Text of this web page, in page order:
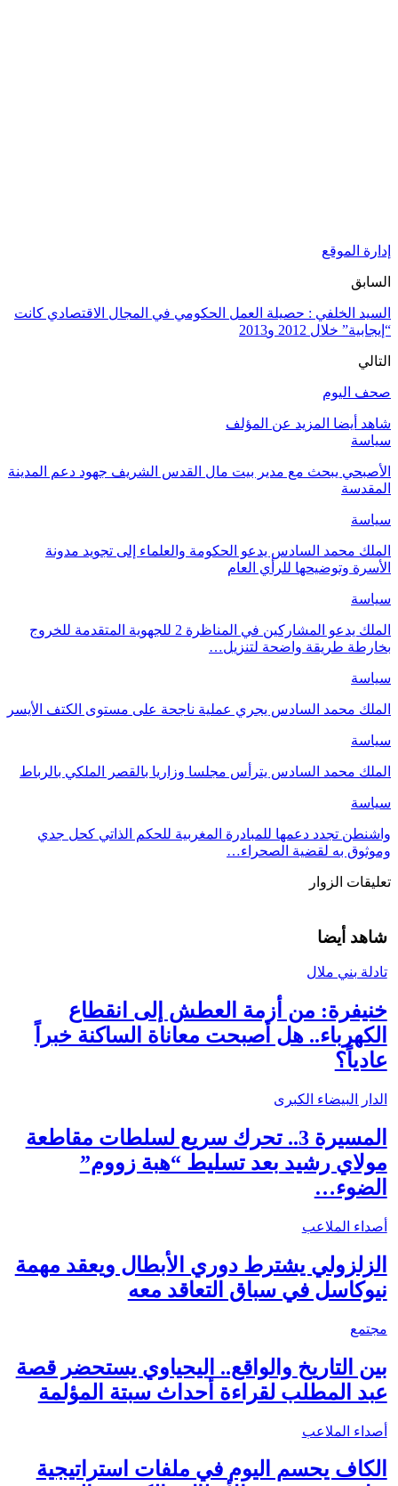
إدارة الموقع
السابق
السيد الخلفي : حصيلة العمل الحكومي في المجال الاقتصادي كانت
“إيجابية” خلال 2012 و2013
التالي
صحف اليوم
شاهد أيضا المزيد عن المؤلف
سياسة
الأصبحي يبحث مع مدير بيت مال القدس الشريف جهود دعم المدينة
المقدسة
سياسة
الملك محمد السادس يدعو الحكومة والعلماء إلى تجويد مدونة
الأسرة وتوضيحها للرأي العام
سياسة
الملك يدعو المشاركين في المناظرة 2 للجهوية المتقدمة للخروج
بخارطة طريقة واضحة لتنزيل…
سياسة
الملك محمد السادس يجري عملية ناجحة على مستوى الكتف الأيسر
سياسة
الملك محمد السادس يترأس مجلسا وزاريا بالقصر الملكي بالرباط
سياسة
واشنطن تجدد دعمها للمبادرة المغربية للحكم الذاتي كحل جدي
وموثوق به لقضية الصحراء…
تعليقات الزوار
شاهد أيضا
تادلة بني ملال
خنيفرة: من أزمة العطش إلى انقطاع
الكهرباء.. هل أصبحت معاناة الساكنة خبراً
عادياً؟
الدار البيضاء الكبرى
المسيرة 3.. تحرك سريع لسلطات مقاطعة
مولاي رشيد بعد تسليط “هبة زووم”
الضوء…
أصداء الملاعب
الزلزولي يشترط دوري الأبطال ويعقد مهمة
نيوكاسل في سباق التعاقد معه
مجتمع
بين التاريخ والواقع.. اليحياوي يستحضر قصة
عبد المطلب لقراءة أحداث سبتة المؤلمة
أصداء الملاعب
الكاف يحسم اليوم في ملفات استراتيجية